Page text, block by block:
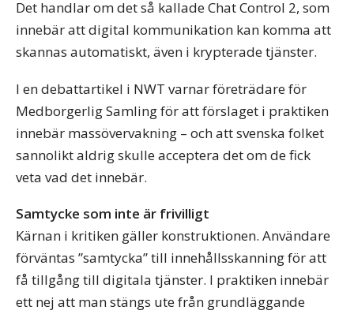
Det handlar om det så kallade Chat Control 2, som
innebär att digital kommunikation kan komma att
skannas automatiskt, även i krypterade tjänster.
I en debattartikel i NWT varnar företrädare för
Medborgerlig Samling för att förslaget i praktiken
innebär massövervakning – och att svenska folket
sannolikt aldrig skulle acceptera det om de fick
veta vad det innebär.
Samtycke som inte är frivilligt
Kärnan i kritiken gäller konstruktionen. Användare
förväntas ”samtycka” till innehållsskanning för att
få tillgång till digitala tjänster. I praktiken innebär
ett nej att man stängs ute från grundläggande